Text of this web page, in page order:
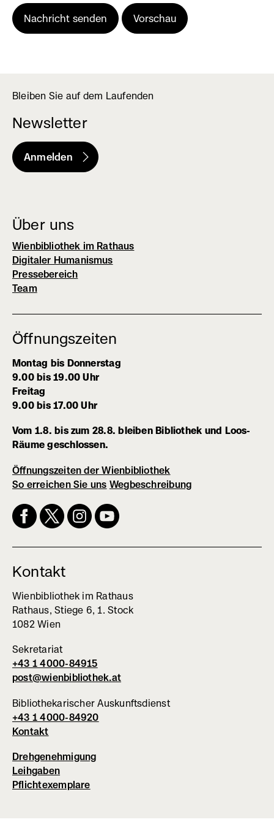
Bleiben Sie auf dem Laufenden
Newsletter
Anmelden
(externer
Fenster)
Über uns
Wienbibliothek im Rathaus
Digitaler Humanismus
Pressebereich
Team
Öffnungszeiten
Montag bis Donnerstag
9.00 bis 19.00 Uhr
Freitag
9.00 bis 17.00 Uhr
Vom 1.8. bis zum 28.8. bleiben Bibliothek und Loos-
Räume geschlossen.
Öffnungszeiten der Wienbibliothek
So erreichen Sie uns Wegbeschreibung
Kontakt
Wienbibliothek im Rathaus
Rathaus, Stiege 6, 1. Stock
1082 Wien
Sekretariat
+43 1 4000-84915
post@wienbibliothek.at
Bibliothekarischer Auskunftsdienst
+43 1 4000-84920
Kontakt
Drehgenehmigung
Leihgaben
Pflichtexemplare